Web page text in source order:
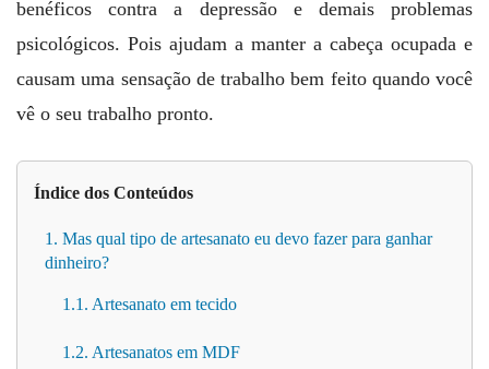
benéficos contra a depressão e demais problemas
psicológicos. Pois ajudam a manter a cabeça ocupada e
causam uma sensação de trabalho bem feito quando você
vê o seu trabalho pronto.
Índice dos Conteúdos
1. Mas qual tipo de artesanato eu devo fazer para ganhar
dinheiro?
1.1. Artesanato em tecido
1.2. Artesanatos em MDF